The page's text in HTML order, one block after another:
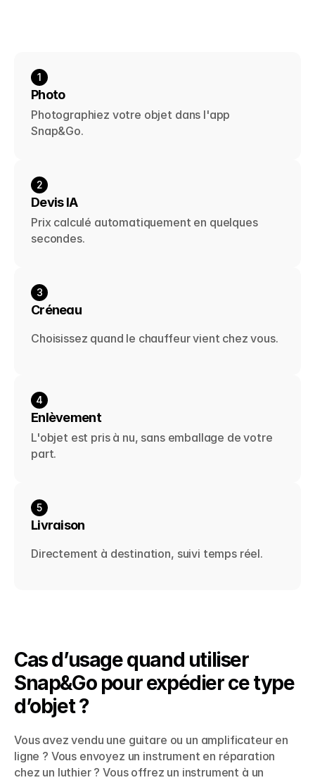
1
Photo
Photographiez votre objet dans l'app
Snap&Go.
2
Devis IA
Prix calculé automatiquement en quelques
secondes.
3
Créneau
Choisissez quand le chauffeur vient chez vous.
4
Enlèvement
L'objet est pris à nu, sans emballage de votre
part.
5
Livraison
Directement à destination, suivi temps réel.
Cas d’usage quand utiliser
Snap&Go pour expédier ce type
d’objet ?
Vous avez vendu une guitare ou un amplificateur en
ligne ? Vous envoyez un instrument en réparation
chez un luthier ? Vous offrez un instrument à un